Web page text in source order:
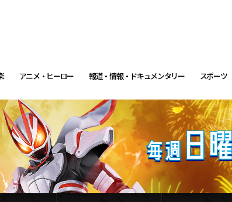
アニメ・ヒーロー 報道・情報・ドキュメンタリー スポーツ
クション 前回までのストーリー登場人物